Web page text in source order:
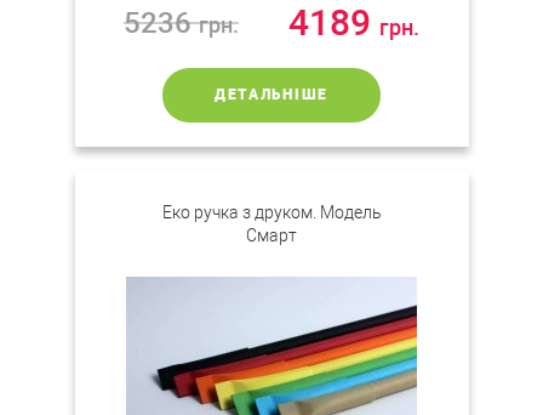
5236грн. 4189 грн.
ДЕТАЛЬНІШЕ
Еко ручка з друком. Модель
Смарт